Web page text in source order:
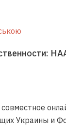
Украины и